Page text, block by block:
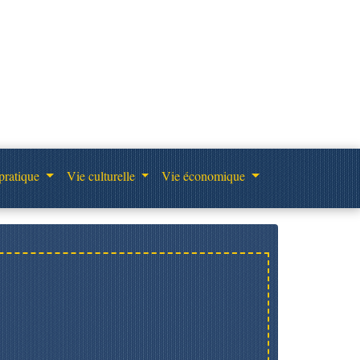
Vie culturelle Vie économique